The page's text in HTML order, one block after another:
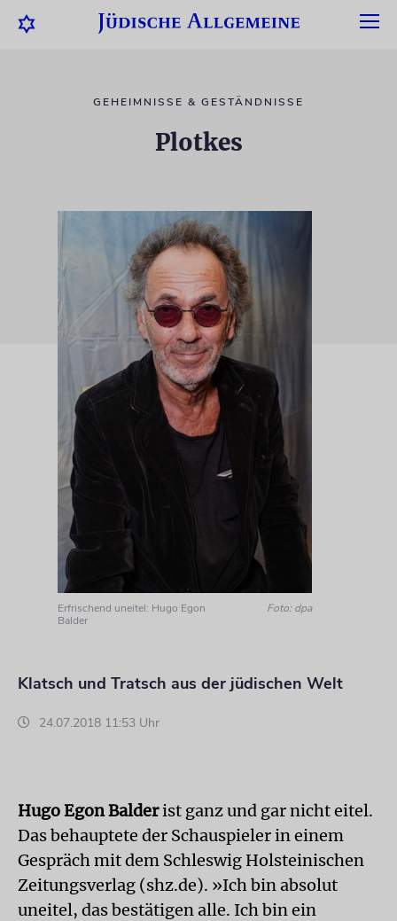
GEHEIMNISSE & GESTÄNDNISSE
Plotkes
Erfrischend uneitel: Hugo Egon
Balder
Foto: dpa
Klatsch und Tratsch aus der jüdischen Welt
24.07.2018 11:53 Uhr
Hugo Egon Balderist ganz und gar nicht eitel.
Das behauptete der Schauspieler in einem
Gespräch mit dem Schleswig Holsteinischen
Zeitungsverlag (shz.de). »Ich bin absolut
uneitel, das bestätigen alle. Ich bin ein